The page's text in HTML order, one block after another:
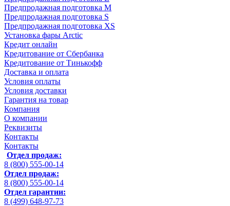
Предпродажная подготовка M
Предпродажная подготовка S
Предпродажная подготовка XS
Установка фары Arctic
Кредит онлайн
Кредитование от Сбербанка
Кредитование от Тинькофф
Доставка и оплата
Условия оплаты
Условия доставки
Гарантия на товар
Компания
О компании
Реквизиты
Контакты
Контакты
Отдел продаж:
8 (800) 555-00-14
Отдел продаж:
8 (800) 555-00-14
Отдел гарантии:
8 (499) 648-97-73